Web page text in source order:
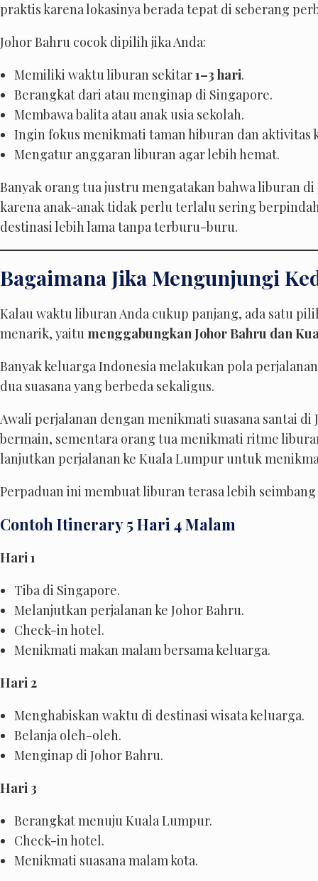
praktis karena lokasinya berada tepat di seberang
Johor Bahru cocok dipilih jika Anda:
Memiliki waktu liburan sekitar1–3 hari.
Berangkat dari atau menginap di Singapore.
Membawa balita atau anak usia sekolah.
Ingin fokus menikmati taman hiburan dan aktivitas
Mengatur anggaran liburan agar lebih hemat.
Banyak orang tua justru mengatakan bahwa liburan
karena anak-anak tidak perlu terlalu sering
destinasi lebih lama tanpa terburu-buru.
Bagaimana Jika Mengunjungi
Kalau waktu liburan Anda cukup panjang, ada satu
menarik, yaitu menggabungkan Johor Bahru dan
Banyak keluarga Indonesia melakukan pola
dua suasana yang berbeda sekaligus.
Awali perjalanan dengan menikmati suasana santai di
bermain, sementara orang tua menikmati ritme
lanjutkan perjalanan ke Kuala Lumpur untuk
Perpaduan ini membuat liburan terasa lebih
Contoh Itinerary 5 Hari 4 Malam
Hari 1
Tiba di Singapore.
Melanjutkan perjalanan ke Johor Bahru.
Check-in hotel.
Menikmati makan malam bersama keluarga.
Hari 2
Menghabiskan waktu di destinasi wisata keluarga.
Belanja oleh-oleh.
Menginap di Johor Bahru.
Hari 3
Berangkat menuju Kuala Lumpur.
Check-in hotel.
Menikmati suasana malam kota.